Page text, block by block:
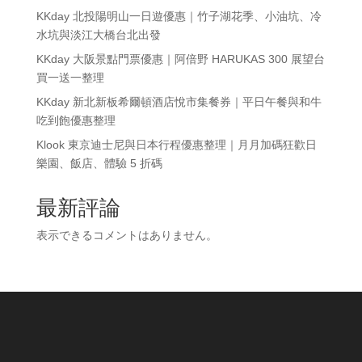
KKday 北投陽明山一日遊優惠｜竹子湖花季、小油坑、冷
水坑與淡江大橋台北出發
KKday 大阪景點門票優惠｜阿倍野 HARUKAS 300 展望台
買一送一整理
KKday 新北新板希爾頓酒店悅市集餐券｜平日午餐與和牛
吃到飽優惠整理
Klook 東京迪士尼與日本行程優惠整理｜月月加碼狂歡日
樂園、飯店、體驗 5 折碼
最新評論
表示できるコメントはありません。